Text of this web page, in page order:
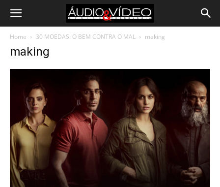
Home 30 MOEDAS: O BEM CONTRA O MAL making
making